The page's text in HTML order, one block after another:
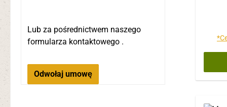
Lub za pośrednictwem naszego
formularza kontaktowego .
Odwołaj umowę
1–3
z